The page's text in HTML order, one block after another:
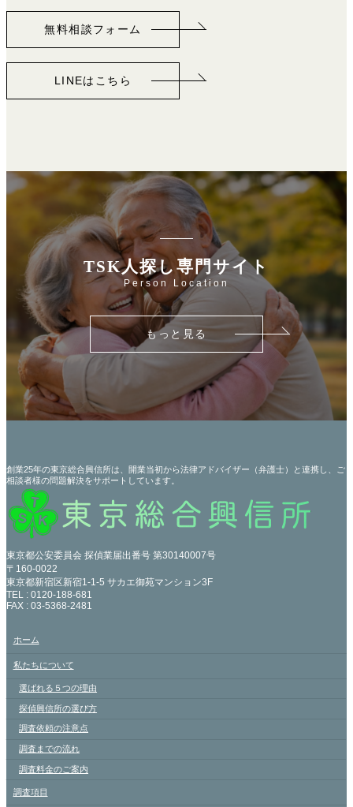
無料相談フォーム
LINEはこちら
TSK人探し専門サイト
Person Location
もっと見る
創業25年の東京総合興信所は、開業当初から法律アドバイザー（弁護士）と連携し、ご
相談者様の問題解決をサポートしています。
東京都公安委員会 探偵業届出番号 第30140007号
〒160-0022
東京都新宿区新宿1-1-5 サカエ御苑マンション3F
TEL : 0120-188-681
FAX : 03-5368-2481
ホーム
私たちについて
選ばれる５つの理由
探偵興信所の選び方
調査依頼の注意点
調査までの流れ
調査料金のご案内
調査項目